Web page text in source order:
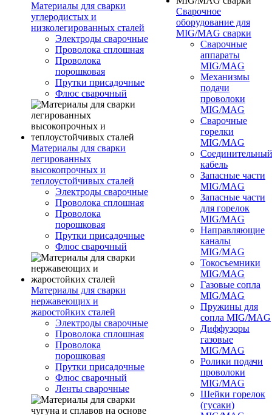
Материалы для сварки
углеродистых и
низколегированных сталей
Электроды сварочные
Проволока сплошная
Проволока
порошковая
Прутки присадочные
Флюс сварочный
Материалы для сварки
легированных
высокопрочных и
теплоустойчивых сталей
Электроды сварочные
Проволока сплошная
Проволока
порошковая
Прутки присадочные
Флюс сварочный
Материалы для сварки
нержавеющих и
жаростойких сталей
Электроды сварочные
Проволока сплошная
Проволока
порошковая
Прутки присадочные
Флюс сварочный
Ленты сварочные
Сварочное
оборудование для
MIG/MAG сварки
Сварочные
аппараты
MIG/MAG
Механизмы
подачи
проволоки
MIG/MAG
Сварочные
горелки
MIG/MAG
Соединительный
кабель
Запасные части
MIG/MAG
Запасные части
для горелок
MIG/MAG
Направляющие
каналы
MIG/MAG
Токосъемники
MIG/MAG
Газовые сопла
MIG/MAG
Пружины для
сопла MIG/MAG
Диффузоры
газовые
MIG/MAG
Ролики подачи
проволоки
MIG/MAG
Шейки горелок
(гусаки)